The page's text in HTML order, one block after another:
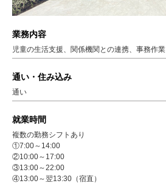
業務内容
児童の生活支援、関係機関との連携、事務作業
通い・住み込み
通い
就業時間
複数の勤務シフトあり
①7:00～14:00
②10:00～17:00
③13:00～22:00
④13:00～翌13:30（宿直）